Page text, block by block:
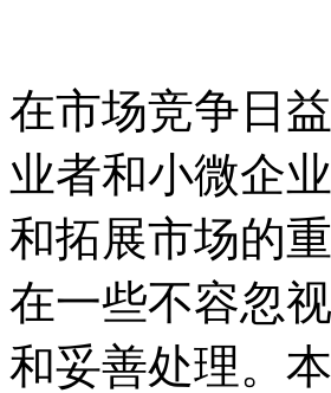
在市场竞争日
业者和小微企
和拓展市场的
在一些不容忽
和妥善处理。